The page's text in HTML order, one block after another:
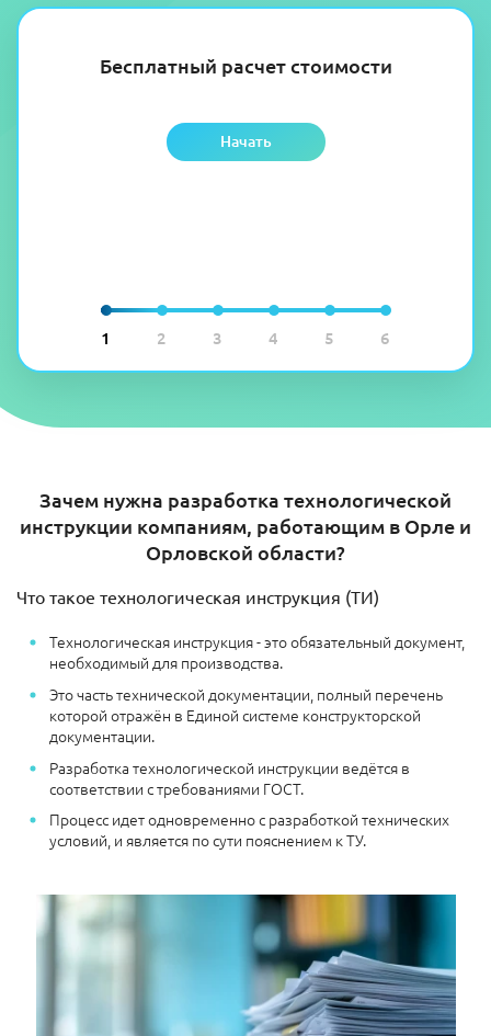
1 2 3 4 5 6
Бесплатный расчет стоимости
Начать
Зачем нужна разработка технологической
инструкции компаниям, работающим в Орле и
Орловской области?
Что такое технологическая инструкция (ТИ)
Технологическая инструкция - это обязательный документ,
необходимый для производства.
Это часть технической документации, полный перечень
которой отражён в Единой системе конструкторской
документации.
Разработка технологической инструкции ведётся в
соответствии с требованиями ГОСТ.
Процесс идет одновременно с разработкой технических
условий, и является по сути пояснением к ТУ.